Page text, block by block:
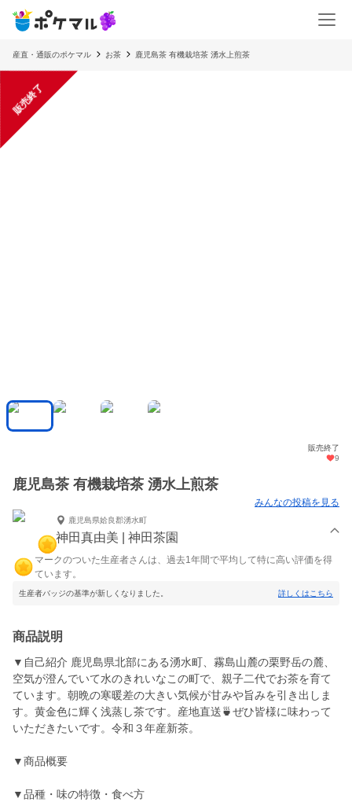
産直・通販のポケマル お茶 鹿児島茶 有機栽培茶 湧水上煎茶
販売終了
販売終了
9
鹿児島茶 有機栽培茶 湧水上煎茶
みんなの投稿を見る
鹿児島県姶良郡湧水町
神田真由美 | 神田茶園
マークのついた生産者さんは、過去1年間で平均して特に高い評価を得
ています。
生産者バッジの基準が新しくなりました。 詳しくはこちら
商品説明
▼自己紹介 鹿児島県北部にある湧水町、霧島山麓の栗野岳の麓、
空気が澄んでいて水のきれいなこの町で、親子二代でお茶を育て
ています。朝晩の寒暖差の大きい気候が甘みや旨みを引き出しま
す。黄金色に輝く浅蒸し茶です。産地直送🍵ぜひ皆様に味わって
いただきたいです。令和３年産新茶。
▼商品概要
▼品種・味の特徴・食べ方